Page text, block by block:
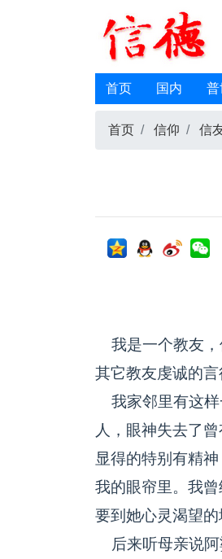
首页 国内 普
首页 信仰 信
我是一个教友，
其它教友虔诚的言
我家邻里有这样
人，眼神失去了
显得的特别有精
我的眼帘里。我
要到她心灵渴望的
后来听母亲说阿